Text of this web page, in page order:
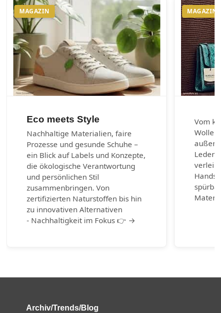
MAGAZIN
Eco meets Style
Nachhaltige Materialien, faire
Prozesse und gesunde Schuhe –
ein Blick auf Labels und Konzepte,
die ökologische Verantwortung
und persönlichen Stil
zusammenbringen. Von
zertifizierten Naturstoffen bis hin
zu innovativen Alternativen
- Nachhaltigkeit im Fokus 👉 →
MAGAZIN
Vom
Wolle
Archiv/Trends/Blog